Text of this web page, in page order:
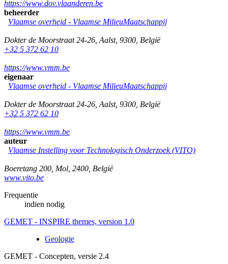
https://www.dov.vlaanderen.be
beheerder
Vlaamse overheid - Vlaamse MilieuMaatschappij
Dokter de Moorstraat 24-26 Aalst, 9300 België
+32 5 372 62 10
https://www.vmm.be
eigenaar
Vlaamse overheid - Vlaamse MilieuMaatschappij
Dokter de Moorstraat 24-26 Aalst, 9300 België
+32 5 372 62 10
https://www.vmm.be
auteur
Vlaamse Instelling voor Technologisch Onderzoek (VITO)
Boeretang 200 Mol 2400 België
www.vito.be
Frequentie
indien nodig
GEMET - INSPIRE themes, version 1.0
Geologie
GEMET - Concepten, versie 2.4